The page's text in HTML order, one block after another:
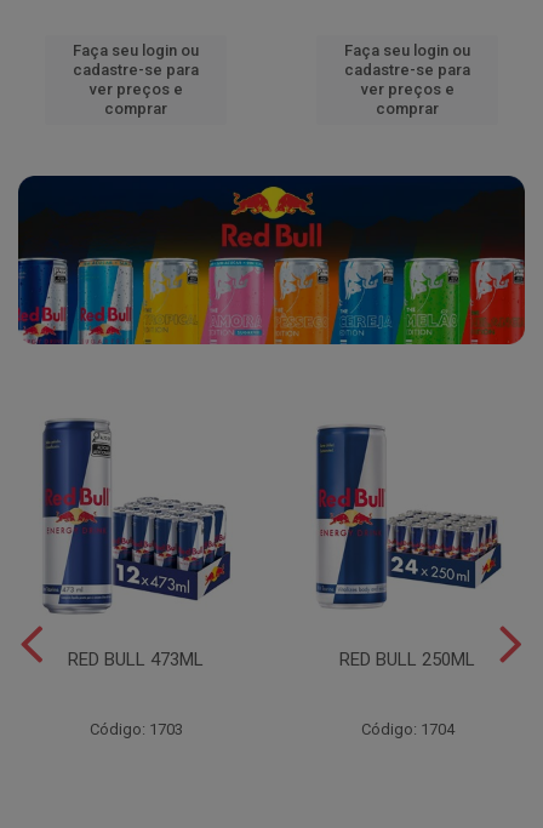
Faça seu login ou
cadastre-se para
ver preços e
comprar
Faça seu login ou
cadastre-se para
ver preços e
comprar
RED BULL 473ML
Código: 1703
RED BULL 250ML
Código: 1704